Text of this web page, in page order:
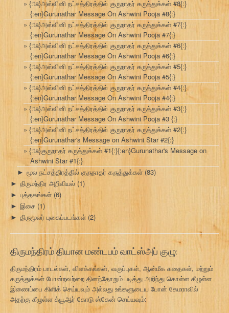
{:ta}அஸ்வினி நட்சத்திரத்தில் குருநாதர் கருத்துக்கள் #8{:}
{:en}Gurunathar Message On Ashwini Pooja #8{:}
{:ta}அஸ்வினி நட்சத்திரத்தில் குருநாதர் கருத்துக்கள் #7{:}
{:en}Gurunathar Message On Ashwini Pooja #7{:}
{:ta}அஸ்வினி நட்சத்திரத்தில் குருநாதர் கருத்துக்கள் #6{:}
{:en}Gurunathar Message On Ashwini Pooja #6{:}
{:ta}அஸ்வினி நட்சத்திரத்தில் குருநாதர் கருத்துக்கள் #5{:}
{:en}Gurunathar Message On Ashwini Pooja #5{:}
{:ta}அஸ்வினி நட்சத்திரத்தில் குருநாதர் கருத்துக்கள் #4{:}
{:en}Gurunathar Message On Ashwini Pooja #4{:}
{:ta}அஸ்வினி நட்சத்திரத்தில் குருநாதர் கருத்துக்கள் #3{:}
{:en}Gurunathar Message On Ashwini Pooja #3 {:}
{:ta}அஸ்வினி நட்சத்திரத்தில் குருநாதர் கருத்துக்கள் #2{:}
{:en}Gurunathar's Message on Ashwini Star #2{:}
{:ta}குருநாதர் கருத்துக்கள் #1{:}{:en}Gurunathar's Message on
Ashwini Star #1{:}
► மூல நட்சத்திரத்தில் குருநாதர் கருத்துக்கள் (83)
► திருமந்திர அறிவியல் (1)
► புத்தகங்கள் (6)
► இசை (1)
► திருமூலர் புகைப்படங்கள் (2)
திருமந்திரம் தியான மண்டபம் வாட்ஸ்அப் குழு:
திருமந்திரம் பாடல்கள், விளக்கங்கள், வகுப்புகள், ஆன்மீக கதைகள், மற்றும்
கருத்துக்கள் போன்றவற்றை தினந்தோறும் படித்து அறிந்து கொள்ள கீழுள்ள
இணைப்பை கிளிக் செய்யவும் அல்லது உங்களுடைய போன் கேமராவில்
அதற்கு கீழுள்ள க்யூஆர் கோடு ஸ்கேன் செய்யவும்: